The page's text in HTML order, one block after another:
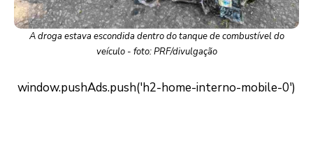
A droga estava escondida dentro do tanque de combustível do
veículo - foto: PRF/divulgação